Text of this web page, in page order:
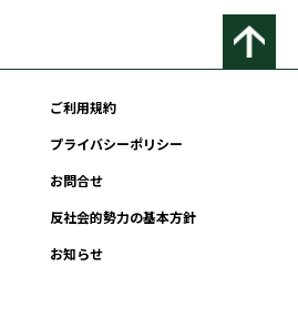
ご利用規約
プライバシーポリシー
お問合せ
反社会的勢力の基本方針
お知らせ